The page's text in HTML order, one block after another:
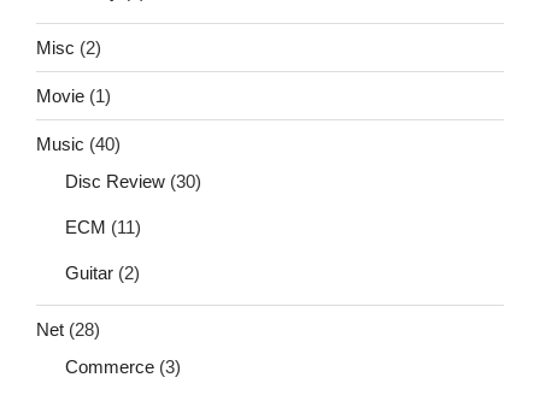
Misc (2)
Movie (1)
Music (40)
Disc Review (30)
ECM (11)
Guitar (2)
Net (28)
Commerce (3)